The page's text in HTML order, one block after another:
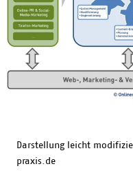
Darstellung leicht
praxis.de